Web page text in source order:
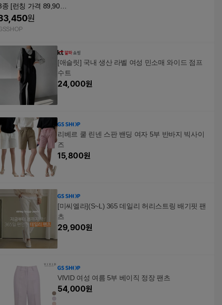
종 [런칭 가격 89,900
] TV상품원
[애슬릿] 국내 생산 라벨 여성 민소매 와이드 점프
수트
24,000원
리베르 쿨 린넨 스판 밴딩 여자 5부 반바지 빅사이
즈
15,800원
[미씨엘라](S~L) 365 데일리 허리스트링 배기핏 팬
츠
29,900원
VIVID 여성 여름 5부 베이직 정장 팬츠
54,000원